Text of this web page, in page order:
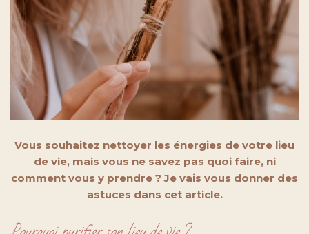
Vous souhaitez nettoyer les énergies de votre lieu
de vie, mais vous ne savez pas quoi faire, ni
comment vous y prendre ? Je vais vous donner des
astuces dans cet article.